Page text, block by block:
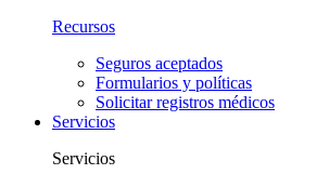
Recursos
Seguros aceptados
Formularios y políticas
Solicitar registros médicos
Servicios
Servicios